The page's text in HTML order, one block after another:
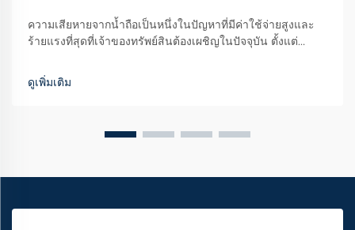
ความเสียหายจากน้ำถือเป็นหนึ่งในปัญหาที่มีค่าใช้จ่ายสูงและ
ร้ายแรงที่สุดที่เจ้าของทรัพย์สินต้องเผชิญในปัจจุบัน ตั้งแต่
ที่ไม่เพียงพออาจนำไปสู่การเสื่อมสภาพของโครงสร้าง การเจริญ
เติบโตของเชื้อรา และค่าใช้จ่ายในการซ่อมแซมที่สูง
ดูเพิ่มเติม